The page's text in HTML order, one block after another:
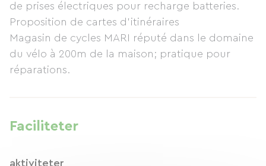
de prises électriques pour recharge batteries.
Proposition de cartes d'itinéraires
Magasin de cycles MARI réputé dans le domaine
du vélo à 200m de la maison; pratique pour
réparations.
Faciliteter
aktiviteter